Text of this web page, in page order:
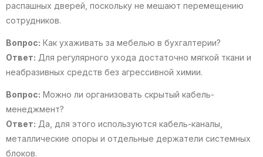
распашных дверей, поскольку не мешают перемещению
сотрудников.
Вопрос: Как ухаживать за мебелью в бухгалтерии?
Ответ: Для регулярного ухода достаточно мягкой ткани и
неабразивных средств без агрессивной химии.
Вопрос: Можно ли организовать скрытый кабель-
менеджмент?
Ответ: Да, для этого используются кабель-каналы,
металлические опоры и отдельные держатели системных
блоков.